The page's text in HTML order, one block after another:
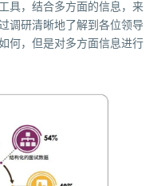
具，结合多方面的信息，来
调研清晰地了解到各位领导
何，但是对多方面信息进行